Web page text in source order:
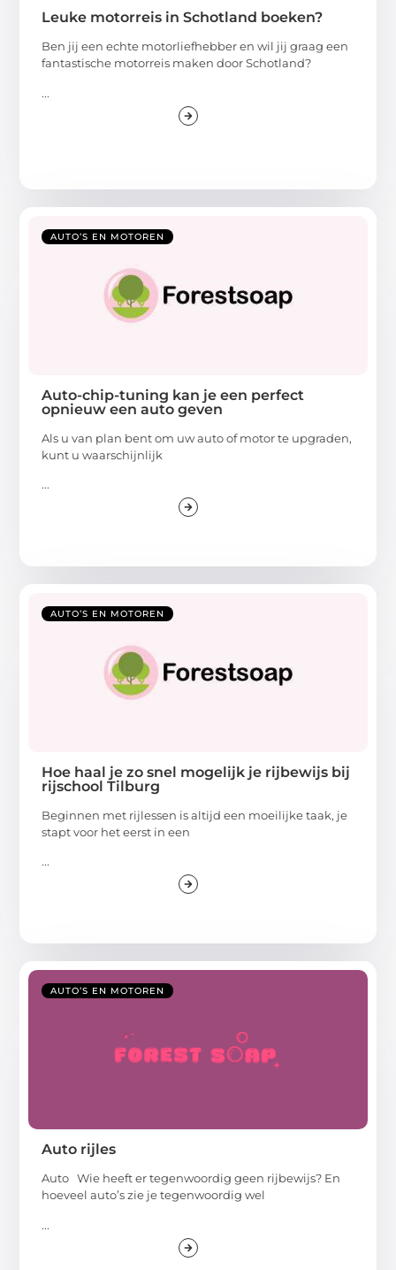
Leuke motorreis in Schotland boeken?
Ben jij een echte motorliefhebber en wil jij graag een
fantastische motorreis maken door Schotland?
...
AUTO’S EN MOTOREN
Auto-chip-tuning kan je een perfect
opnieuw een auto geven
Als u van plan bent om uw auto of motor te upgraden,
kunt u waarschijnlijk
...
AUTO’S EN MOTOREN
Hoe haal je zo snel mogelijk je rijbewijs bij
rijschool Tilburg
Beginnen met rijlessen is altijd een moeilijke taak, je
stapt voor het eerst in een
...
AUTO’S EN MOTOREN
Auto rijles
Auto Wie heeft er tegenwoordig geen rijbewijs? En
hoeveel auto’s zie je tegenwoordig wel
...